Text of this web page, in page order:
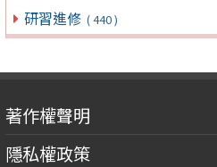
研習進修 ( 440 )
著作權聲明
隱私權政策